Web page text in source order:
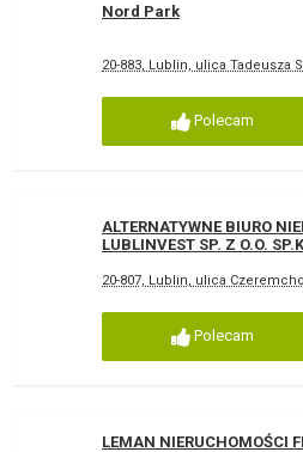
Nord Park
20-883, Lublin, ulica Tadeusza
Polecam
ALTERNATYWNE BIURO
LUBLINVEST SP. Z O.O. SP.K
20-807, Lublin, ulica
Polecam
LEMAN NIERUCHOMOŚCI